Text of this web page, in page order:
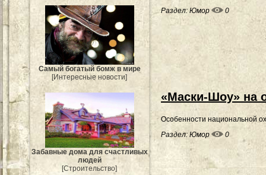
Самый богатый бомж в мире
[Интересные новости]
Забавные дома для счастливых
людей
[Строительство]
Раздел: Юмор 0
«Маски-Шоу» на
Особенности национальной
Раздел: Юмор 0